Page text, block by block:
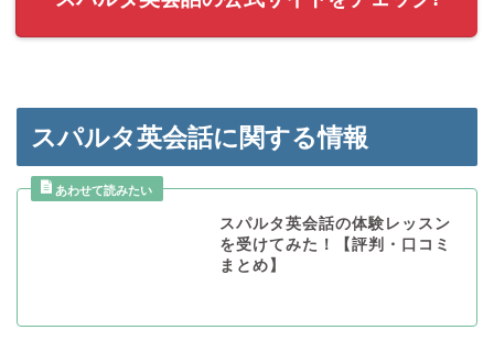
スパルタ英会話に関する情報
スパルタ英会話の体験レッスン
を受けてみた！【評判・口コミ
まとめ】